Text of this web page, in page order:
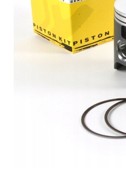
Polityka prywatności